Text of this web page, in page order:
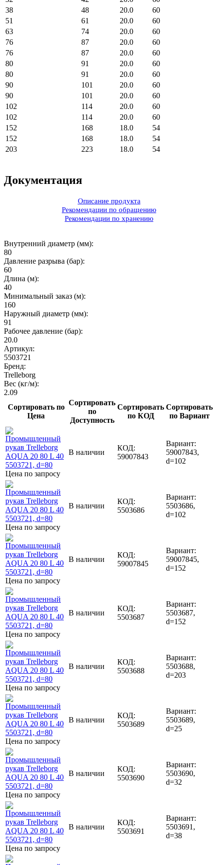
38
48 20.0
60
51
61 20.0
60
63
74 20.0
60
76
87 20.0
60
76
87 20.0
60
80
91 20.0
60
80
91 20.0
60
90
101 20.0
60
90
101 20.0
60
102
114 20.0
60
102
114 20.0
60
152
168 18.0
54
152
168 18.0
54
203
223 18.0 54
Документация
Описание продукта
Рекомендации по обращению
Рекомендации по хранению
Внутренний диаметр (мм):
80
Давление разрыва (бар):
60
Длина (м):
40
Минимальный заказ (м):
160
Наружный диаметр (мм):
91
Рабочее давление (бар):
20.0
Артикул:
5503721
Бренд:
Trelleborg
Вес (кг/м):
2.09
Сортировать по
Цена
Сортировать
по
Доступность
Сортировать
по КОД
Сортировать
по Вариант
Цена по запросу
В наличии
КОД:
59007843
Вариант:
59007843,
d=102
Цена по запросу
В наличии
КОД:
5503686
Вариант:
5503686,
d=102
Цена по запросу
В наличии
КОД:
59007845
Вариант:
59007845,
d=152
Цена по запросу
В наличии
КОД:
5503687
Вариант:
5503687,
d=152
Цена по запросу
В наличии
КОД:
5503688
Вариант:
5503688,
d=203
Цена по запросу
В наличии
КОД:
5503689
Вариант:
5503689,
d=25
Цена по запросу
В наличии
КОД:
5503690
Вариант:
5503690,
d=32
Цена по запросу
В наличии
КОД:
5503691
Вариант:
5503691,
d=38